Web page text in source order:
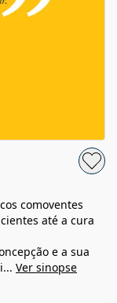
comoventes
até a cura
e a sua
Ver sinopse